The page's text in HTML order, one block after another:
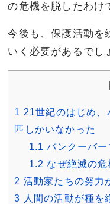
の危機を脱したわけ
今後も、保護活動を
いく必要があるでし
1 21世紀のはじめ
匹しかいなかった
1.1 バンクーバ
1.2 なぜ絶滅の
2 活動家たちの努力
3 人間の活動が種を